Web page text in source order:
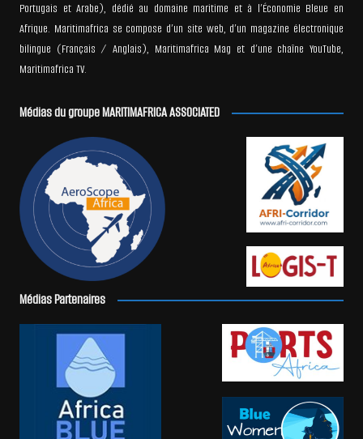
Portugais et Arabe), dédié au domaine maritime et à l’Économie Bleue en
Afrique. Maritimafrica se compose d’un site web, d’un magazine électronique
bilingue (Français / Anglais), Maritimafrica Mag et d’une chaîne YouTube,
Maritimafrica TV.
Médias du groupe MARITIMAFRICA ASSOCIATED
Médias Partenaires